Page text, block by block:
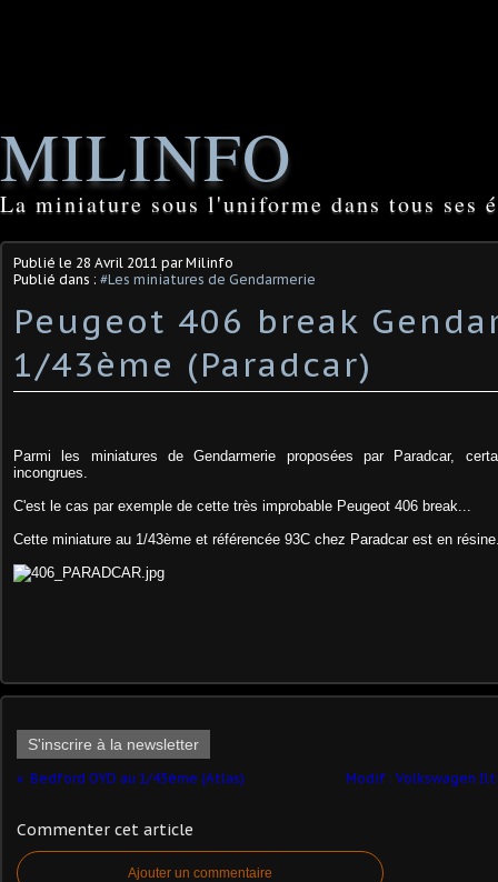
MILINFO
La miniature sous l'uniforme dans tous ses
Publié le 28 Avril 2011 par Milinfo
Publié dans : #Les miniatures de Gendarmerie
Peugeot 406 break
1/43ème (Paradcar)
Parmi les miniatures de Gendarmerie proposées par Paradcar,
incongrues.
C'est le cas par exemple de cette très improbable Peugeot 406 break...
Cette miniature au 1/43ème et référencée 93C chez Paradcar est en
S'inscrire à la newsletter
Bedford OYD au 1/43ème (Atlas) Modif : Volkswagen
Commenter cet article
Ajouter un commentaire